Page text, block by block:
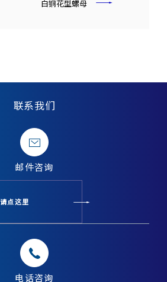
白铜花型螺母
联系我们
邮件咨询
请点这里
电话咨询